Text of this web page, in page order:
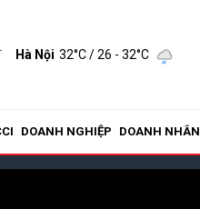
Hà Nội 32°C/ 26 - 32°C
DOANH NGHIỆP DOANH NHÂN